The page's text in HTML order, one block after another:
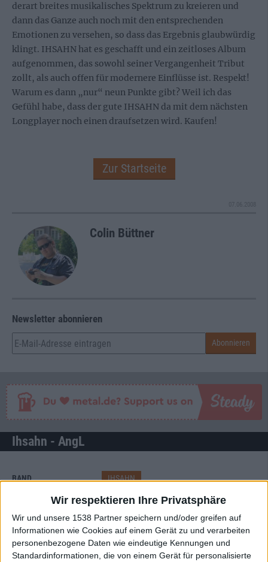
Wir respektieren Ihre Privatsphäre
Wir und unsere 1538 Partner speichern und/oder greifen auf
Informationen wie Cookies auf einem Gerät zu und verarbeiten
personenbezogene Daten wie eindeutige Kennungen und
Standardinformationen, die von einem Gerät für personalisierte
derart breites musikalisches Spektrum zu kreieren und
dann das Ganze auch noch mit den entsprechenden
Emotionen zu versehen, so dass das Ergebnis glaubwürdig
klingt. IHSAHN hat es geschafft und ein zeitloses Album
aufgenommen, das sowohl seiner Vergangenheit Tribut
zollt, als auch offen für modernere Einflüsse ist. Respekt!
Warum es dann „nur“ neun Punkte gibt? Weil ich das
Gefühl habe, dass der gute IHSAHN da mit dem nächsten
Longplayer noch einen draufsetzen wird. Kaufen!
Zur Startseite
Colin Büttner
Newsletter abonnieren
Ihsahn - AngL
BAND IHSAHN
9/10
USER-WERTUNG
8/10
STILE
PROGRESSIVE ROCK/METAL
ANZAHL SONGS
10